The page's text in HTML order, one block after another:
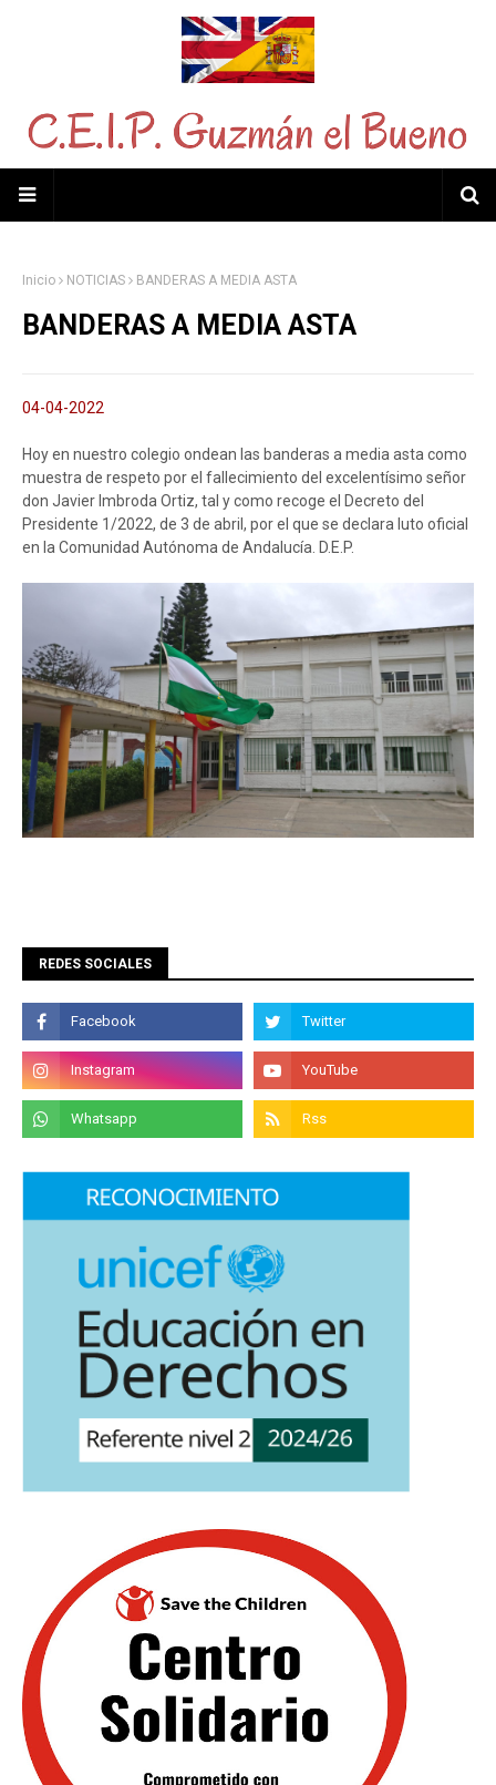
Inicio NOTICIAS BANDERAS A MEDIA ASTA
BANDERAS A MEDIA ASTA
04-04-2022
Hoy en nuestro colegio ondean las banderas a media asta como
muestra de respeto por el fallecimiento del excelentísimo señor
don Javier Imbroda Ortiz, tal y como recoge el Decreto del
Presidente 1/2022, de 3 de abril, por el que se declara luto oficial
en la Comunidad Autónoma de Andalucía. D.E.P.
REDES SOCIALES